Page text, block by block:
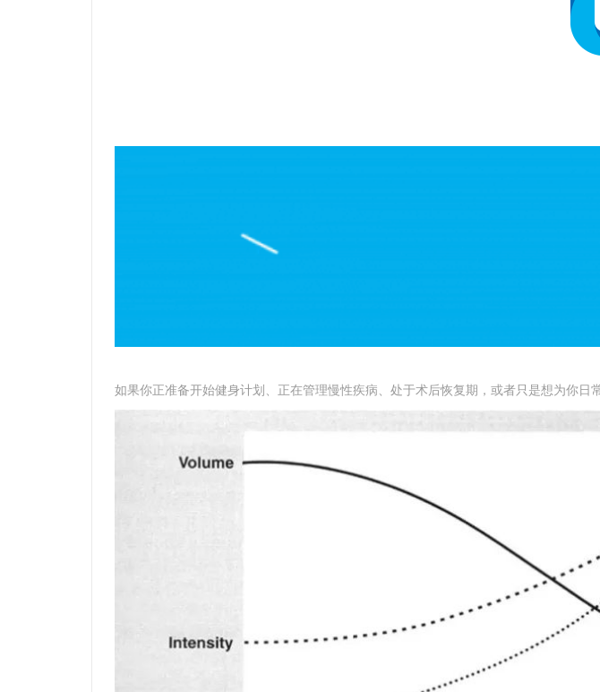
如果你正准备开始健身计划、正在管理慢性疾病、处于术后恢复期，或者只是想为你日